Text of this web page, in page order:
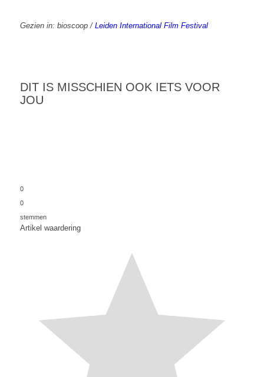
Gezien in: bioscoop / Leiden International Film Festival
DIT IS MISSCHIEN OOK IETS VOOR
JOU
0
0
stemmen
Artikel waardering